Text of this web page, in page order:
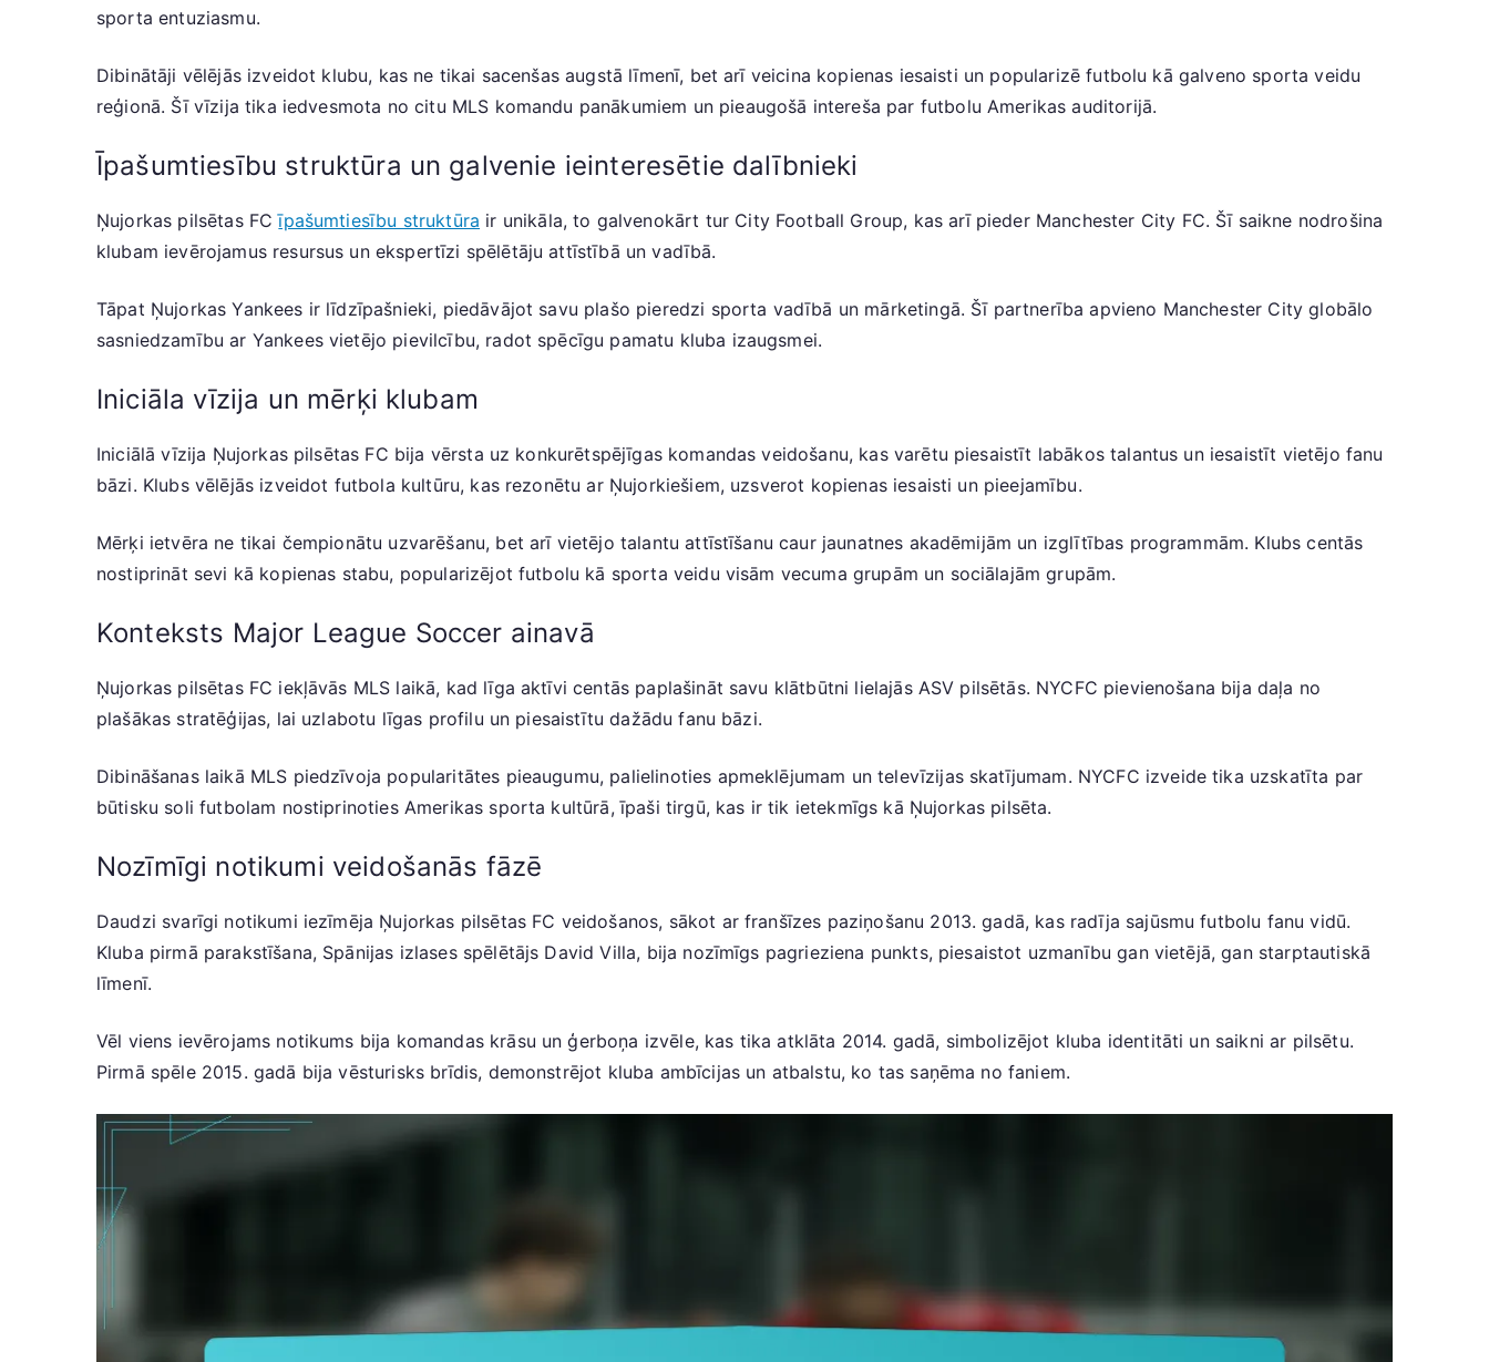
sporta entuziasmu.
Dibinātāji vēlējās izveidot klubu, kas ne tikai sacenšas augstā līmenī, bet arī veicina kopienas iesaisti un popularizē futbolu kā galveno sporta veidu
reģionā. Šī vīzija tika iedvesmota no citu MLS komandu panākumiem un pieaugošā intereša par futbolu Amerikas auditorijā.
Īpašumtiesību struktūra un galvenie ieinteresētie dalībnieki
Ņujorkas pilsētas FCīpašumtiesību struktūra ir unikāla, to galvenokārt tur City Football Group, kas arī pieder Manchester City FC. Šī saikne nodrošina
klubam ievērojamus resursus un ekspertīzi spēlētāju attīstībā un vadībā.
Tāpat Ņujorkas Yankees ir līdzīpašnieki, piedāvājot savu plašo pieredzi sporta vadībā un mārketingā. Šī partnerība apvieno Manchester City globālo
sasniedzamību ar Yankees vietējo pievilcību, radot spēcīgu pamatu kluba izaugsmei.
Iniciāla vīzija un mērķi klubam
Iniciālā vīzija Ņujorkas pilsētas FC bija vērsta uz konkurētspējīgas komandas veidošanu, kas varētu piesaistīt labākos talantus un iesaistīt vietējo fanu
bāzi. Klubs vēlējās izveidot futbola kultūru, kas rezonētu ar Ņujorkiešiem, uzsverot kopienas iesaisti un pieejamību.
Mērķi ietvēra ne tikai čempionātu uzvarēšanu, bet arī vietējo talantu attīstīšanu caur jaunatnes akadēmijām un izglītības programmām. Klubs centās
nostiprināt sevi kā kopienas stabu, popularizējot futbolu kā sporta veidu visām vecuma grupām un sociālajām grupām.
Konteksts Major League Soccer ainavā
Ņujorkas pilsētas FC iekļāvās MLS laikā, kad līga aktīvi centās paplašināt savu klātbūtni lielajās ASV pilsētās. NYCFC pievienošana bija daļa no
plašākas stratēģijas, lai uzlabotu līgas profilu un piesaistītu dažādu fanu bāzi.
Dibināšanas laikā MLS piedzīvoja popularitātes pieaugumu, palielinoties apmeklējumam un televīzijas skatījumam. NYCFC izveide tika uzskatīta par
būtisku soli futbolam nostiprinoties Amerikas sporta kultūrā, īpaši tirgū, kas ir tik ietekmīgs kā Ņujorkas pilsēta.
Nozīmīgi notikumi veidošanās fāzē
Daudzi svarīgi notikumi iezīmēja Ņujorkas pilsētas FC veidošanos, sākot ar franšīzes paziņošanu 2013. gadā, kas radīja sajūsmu futbolu fanu vidū.
Kluba pirmā parakstīšana, Spānijas izlases spēlētājs David Villa, bija nozīmīgs pagrieziena punkts, piesaistot uzmanību gan vietējā, gan starptautiskā
līmenī.
Vēl viens ievērojams notikums bija komandas krāsu un ģerboņa izvēle, kas tika atklāta 2014. gadā, simbolizējot kluba identitāti un saikni ar pilsētu.
Pirmā spēle 2015. gadā bija vēsturisks brīdis, demonstrējot kluba ambīcijas un atbalstu, ko tas saņēma no faniem.